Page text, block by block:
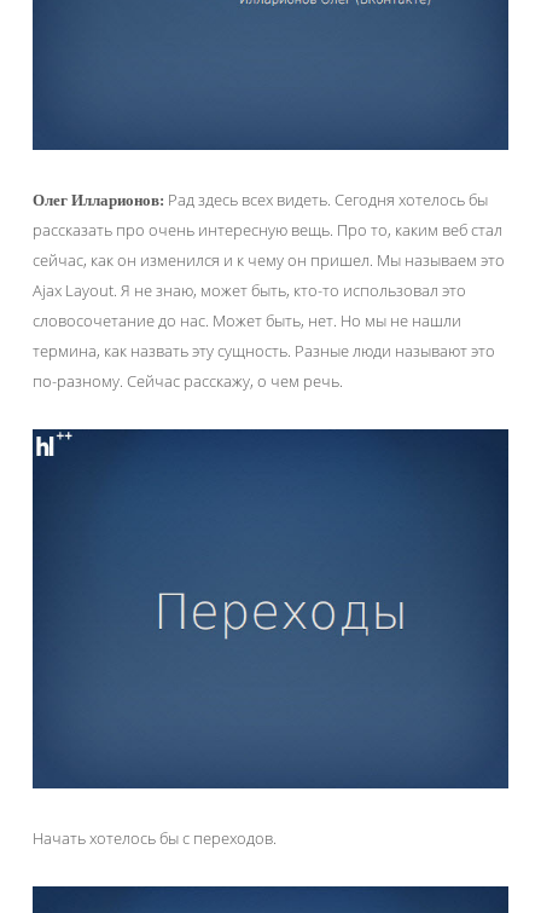
Олег Илларионов: Рад здесь всех видеть. Сегодня хотелось бы
рассказать про очень интересную вещь. Про то, каким веб стал
сейчас, как он изменился и к чему он пришел. Мы называем это
Ajax Layout. Я не знаю, может быть, кто-то использовал это
словосочетание до нас. Может быть, нет. Но мы не нашли
термина, как назвать эту сущность. Разные люди называют это
по-разному. Сейчас расскажу, о чем речь.
Начать хотелось бы с переходов.